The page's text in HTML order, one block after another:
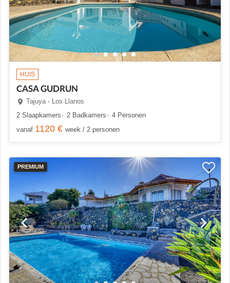
HUIS
CASA GUDRUN
Tajuya - Los Llanos
2 Slaapkamers
2 Badkamers
4 Personen
vanaf 1120 € week / 2 personen
PREMIUM